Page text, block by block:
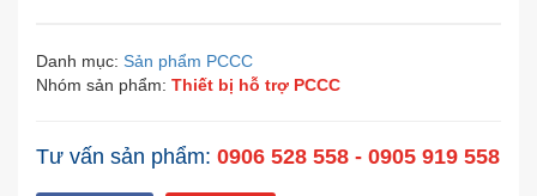
Danh mục: Sản phẩm PCCC
Nhóm sản phẩm: Thiết bị hỗ trợ PCCC
Tư vấn sản phẩm: 0906 528 558 - 0905 919 558